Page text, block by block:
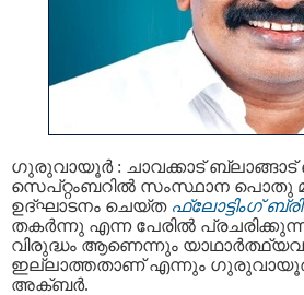
ഗുരുവായൂർ : ചാവക്കാട് ബ്ലാങ്ങാട്
സെപ്റ്റംബറിൽ സംസ്ഥാന പൊതു
ഉദ്ഘാടനം ചെയ്ത ഫ്ലോ‌ട്ടിംഗ്
തകർന്നു എന്ന പേരിൽ
വിരുദ്ധം ആണെന്നും
ഇല്ലാത്തതാണ് എന്നും
അക്ബർ.